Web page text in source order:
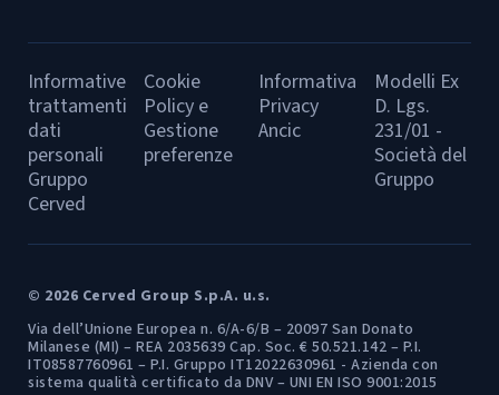
Informative
trattamenti
dati
personali
Gruppo
Cerved
Cookie
Policy e
Gestione
preferenze
Informativa
Privacy
Ancic
Modelli Ex
D. Lgs.
231/01 -
Società del
Gruppo
© 2026 Cerved Group S.p.A. u.s.
Via dell’Unione Europea n. 6/A-6/B – 20097 San Donato
Milanese (MI) – REA 2035639 Cap. Soc. € 50.521.142 – P.I.
IT08587760961 – P.I. Gruppo IT12022630961 - Azienda con
sistema qualità certificato da DNV – UNI EN ISO 9001:2015